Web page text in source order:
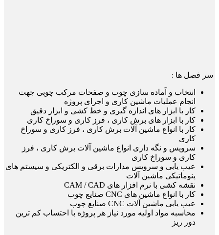
سر فصل ها :
انتخاب و آماده سازی چوب و صفحات مرکب چوبی جهت
انجام عملیات ماشین کاری و اجرای پروژه
کار با ابزار های اندازه گیری و خط کشی و ابزار دقیق
کار با ابزار های برش کاری ، فرز کاری و سوراخ کاری
کار با انواع ماشین آلات برش کاری ، فرز کاری و سوراخ
کاری
سرویس و نگه داری انواع ماشین آلات برش کاری ، فرز
کاری و سوراخ کاری
عیب یابی و سرویس مدارات برقی و الکتریکی و سیستم های
پنوماتیکی ماشین آلات
نقشه کشی با نرم افزار های CAM / CAD
کار با انواع ماشین های CNC صنایع چوب
عیب یابی ماشین آلات CNC صنایع چوب
محاسبه مواد اولیه مورد نیاز هر پروژه با احتساب کم ترین
دور ریز